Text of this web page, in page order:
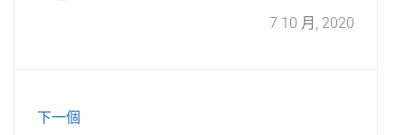
7 10 月, 2020
下一個